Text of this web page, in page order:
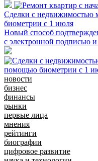
Сделки с недвижимостью
биометрии с 1 июля
Новый способ
с электронной подписью
новости
бизнес
финансы
рынки
первые лица
мнения
рейтинги
биографии
цифровое развитие